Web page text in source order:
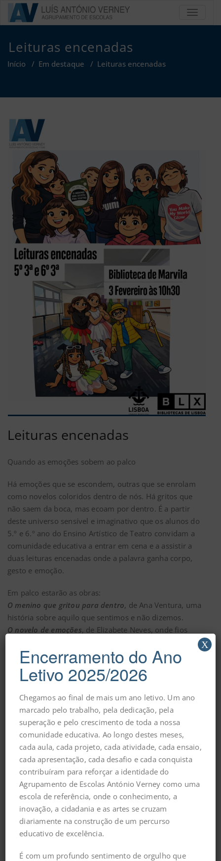
content
Luís
Leituras encenadas
Início / Em destaque / Leituras encenadas
Leituras encenadas
Quando as emoções sobem ao palco
Há emoções que se escondem, outras que se enrolam
como novelos coloridos dentro de nós. Há gritos que
não saem da boca, mas ecoam por dentro. É a partir
deste universo sensível e imaginativo que os alunos do
5.º e 6.º ano do Ensino Artístico de Teatro convidam a
comunidade educativa a entrar em cena e a assistir a
duas leituras encenadas onde a palavra ganha corpo,
gesto e emoção.
Em palco estarão as obras:
O menino que gritou para dentro, de Ana Ventura, uma
história sobre aquilo que sentimos e não dizemos.
O novelo de emoções, de Elizabete Neves, onde fios
invisíveis ajudam a dar nome ao que se passa cá dentro.
Através do teatro, estas leituras propõem um encontro
simples e profundo com o mundo das emoções, não
escuta, reflexão e diálogo.
Data: 3 de fevereiro de 2026
Hora: 10h30
Local: Auditório da Biblioteca de Marvila
Destinatários: Turmas do 3.º e 4.º ano (extensível a
outros anos de escolaridade, mediante interesse)
Duração: Aproximadamente 40 minutos
Venham dar vida ao palco, escutar histórias que falam
de todos nós e valorizar o trabalho artístico dos nossos
alunos. Porque no teatro, sentir também é aprender.
Encerramento do Ano
Letivo 2025/2026
Chegamos ao final de mais um ano letivo. Um ano
marcado pelo trabalho, pela dedicação, pela
superação e pelo crescimento de toda a nossa
comunidade educativa. Ao longo destes meses,
cada aula, cada projeto, cada atividade, cada ensaio,
cada apresentação, cada desafio e cada conquista
contribuíram para reforçar a identidade do
Agrupamento de Escolas António Verney como uma
escola de referência, onde o conhecimento, a
inovação, a cidadania e as artes se cruzam
diariamente na construção de um percurso
educativo de excelência.
É com um profundo sentimento de orgulho que
X